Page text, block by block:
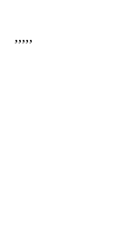
,,,,,